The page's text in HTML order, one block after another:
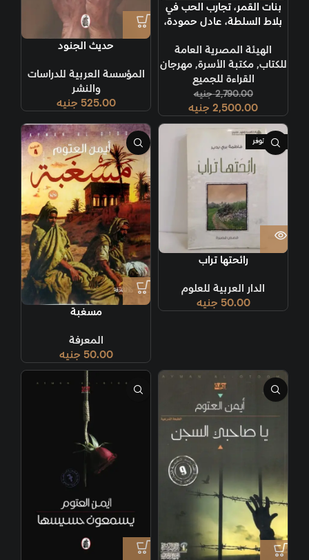
بنات القمر، تجارب الحب في
بلاط السلطة، عادل حمودة،
الهيئة المصرية العامة
للكتاب,مكتبة الأسرة,مهرجان
القراءة للجميع
2,790.00 جنيه
2,500.00 جنيه
حديث الجنود
المؤسسة العربية للدراسات
والنشر
525.00 جنيه
غير متوفر
رائحتها تراب
الدار العربية للعلوم
50.00 جنيه
مسغبة
المعرفة
50.00 جنيه